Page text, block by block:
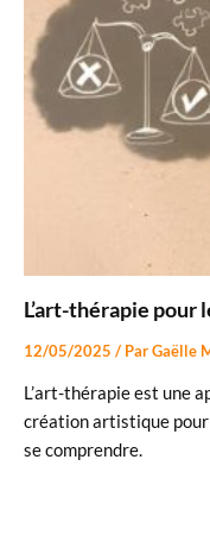
L’art-thérapie pour
12/05/2025 / ParGaëlle
L’art-thérapie est une
création artistique pour
se comprendre.